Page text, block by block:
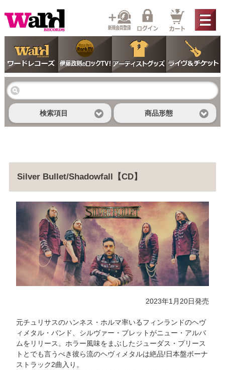
検索項目 商品形態
Silver Bullet/Shadowfall【CD】
2023年1月20日発売
元チュリサスのハンネス・ホルマ率いるフィンランドのヘヴ
ィメタル・バンド、シルヴァー・ブレットがニュー・アルバ
ムをリリース。ホラー風味をまぶしたジューダス・プリース
トとでも言うべき彼ら流のヘヴィメタルは絶品!日本盤ボーナ
ストラック2曲入り。